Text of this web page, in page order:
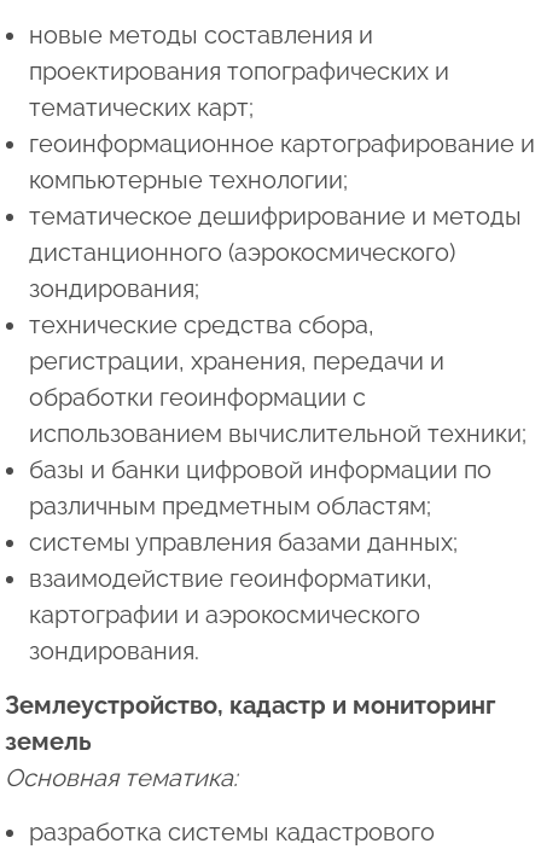
новые методы составления и
проектирования топографических и
тематических карт;
геоинформационное картографирование и
компьютерные технологии;
тематическое дешифрирование и методы
дистанционного (аэрокосмического)
зондирования;
технические средства сбора,
регистрации, хранения, передачи и
обработки геоинформации с
использованием вычислительной техники;
базы и банки цифровой информации по
различным предметным областям;
системы управления базами данных;
взаимодействие геоинформатики,
картографии и аэрокосмического
зондирования.
Землеустройство, кадастр и мониторинг
земель
Основная тематика:
разработка системы кадастрового